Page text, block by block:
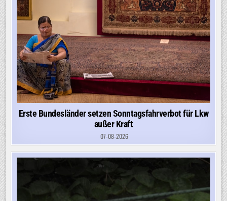
Erste Bundesländer setzen Sonntagsfahrverbot für Lkw
außer Kraft
07-08-2026